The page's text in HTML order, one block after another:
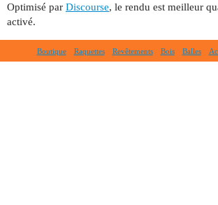
Optimisé par Discourse, le rendu est meilleur
activé.
Boutique Raquettes Revêtements Bois Balles